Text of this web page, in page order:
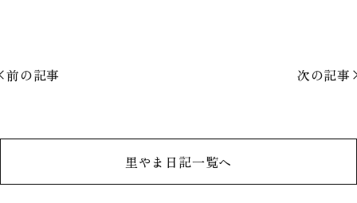
前の記事 次の記事
里やま日記一覧へ